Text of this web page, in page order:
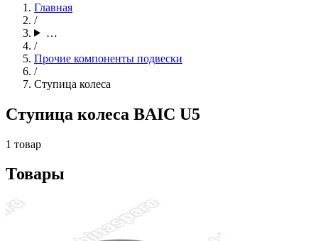
Главная
/
…
/
Прочие компоненты подвески
/
Ступица колеса
Ступица колеса BAIC U5
1 товар
Товары